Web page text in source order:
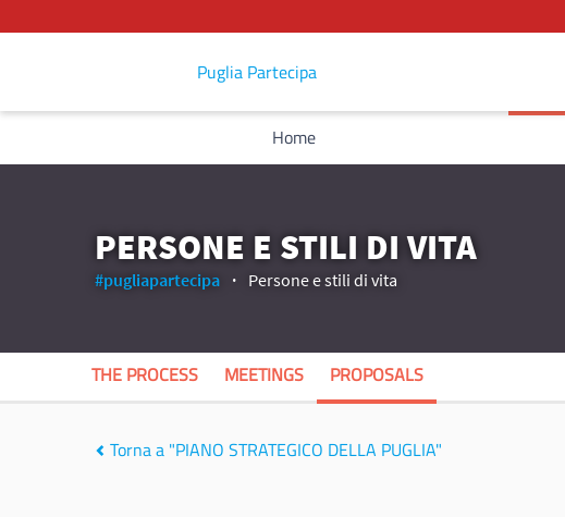
Puglia Partecipa
Home
PERSONE E STILI DI VITA
#pugliapartecipa Persone e stili di vita
THE PROCESS MEETINGS PROPOSALS
Torna a "PIANO STRATEGICO DELLA PUGLIA"